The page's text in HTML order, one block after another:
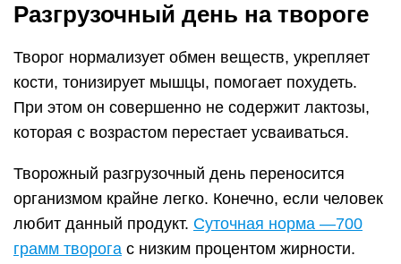
Разгрузочный день на твороге
Творог нормализует обмен веществ, укрепляет
кости, тонизирует мышцы, помогает похудеть.
При этом он совершенно не содержит лактозы,
которая с возрастом перестает усваиваться.
Творожный разгрузочный день переносится
организмом крайне легко. Конечно, если человек
любит данный продукт. Суточная норма —700
грамм творога с низким процентом жирности.